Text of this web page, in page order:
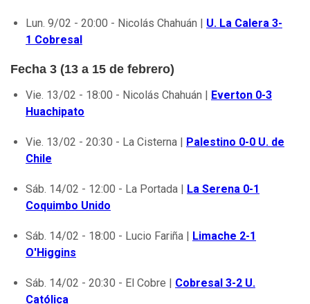
Lun. 9/02 - 20:00 - Nicolás Chahuán | U. La Calera 3-
1 Cobresal
Fecha 3 (13 a 15 de febrero)
Vie. 13/02 - 18:00 - Nicolás Chahuán | Everton 0-3
Huachipato
Vie. 13/02 - 20:30 - La Cisterna | Palestino 0-0 U. de
Chile
Sáb. 14/02 - 12:00 - La Portada | La Serena 0-1
Coquimbo Unido
Sáb. 14/02 - 18:00 - Lucio Fariña | Limache 2-1
O'Higgins
Sáb. 14/02 - 20:30 - El Cobre | Cobresal 3-2 U.
Católica